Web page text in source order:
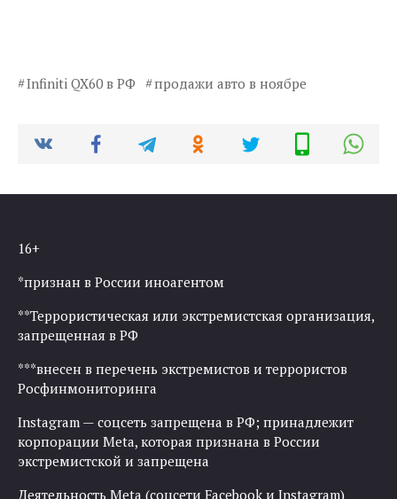
Infiniti QX60 в РФ продажи авто в ноябре
16+
*признан в России иноагентом
**Террористическая или экстремистская организация,
запрещенная в РФ
***внесен в перечень экстремистов и террористов
Росфинмониторинга
Instagram — соцсеть запрещена в РФ; принадлежит
корпорации Meta, которая признана в России
экстремистской и запрещена
Деятельность Meta (соцсети Facebook и Instagram)